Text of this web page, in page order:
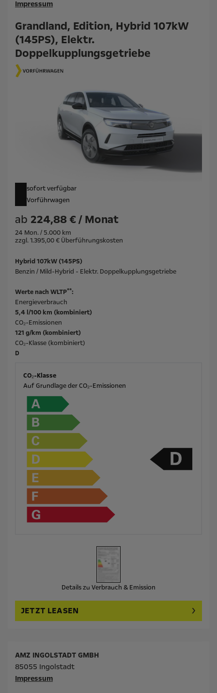
Grandland, Edition, Hybrid 107kW
(145PS), Elektr.
Doppelkupplungsgetriebe
sofort verfügbar
Vorführwagen
ab 224,88 € / Monat
24 Mon. / 5.000 km
zzgl. 1.395,00 € Überführungskosten
Impressum
Hybrid 107kW (145PS)
Benzin / Mild-Hybrid - Elektr. Doppelkupplungsgetriebe
Werte nach WLTP**:
Energieverbrauch
5,4 l/100 km (kombiniert)
CO₂-Emissionen
121 g/km (kombiniert)
CO₂-Klasse (kombiniert)
D
CO₂-Klasse
Auf Grundlage der CO₂-Emissionen
Details zu Verbrauch & Emission
JETZT LEASEN
AMZ INGOLSTADT GMBH
85055 Ingolstadt
Impressum